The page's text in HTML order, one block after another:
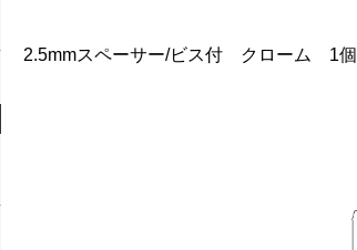
2.5mmスペーサー/ビス付 クローム 1個